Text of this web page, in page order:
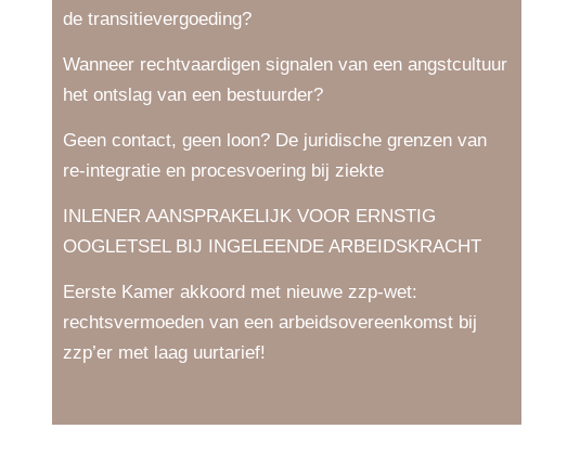
de transitievergoeding?
Wanneer rechtvaardigen signalen van een angstcultuur
het ontslag van een bestuurder?
Geen contact, geen loon? De juridische grenzen van
re-integratie en procesvoering bij ziekte
INLENER AANSPRAKELIJK VOOR ERNSTIG
OOGLETSEL BIJ INGELEENDE ARBEIDSKRACHT
Eerste Kamer akkoord met nieuwe zzp-wet:
rechtsvermoeden van een arbeidsovereenkomst bij
zzp’er met laag uurtarief!